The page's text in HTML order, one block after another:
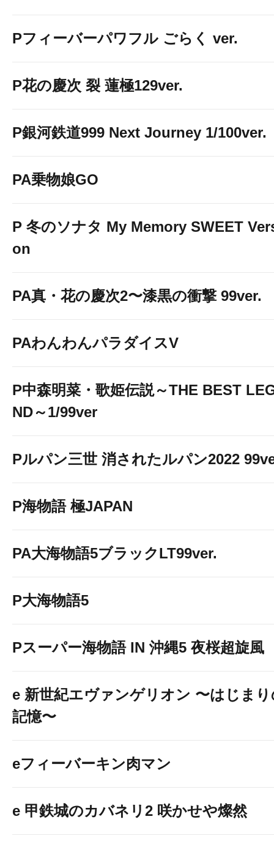
Pフィーバーパワフル ごらく ver.
P花の慶次 裂 蓮極129ver.
P銀河鉄道999 Next Journey 1/100ver.
PA乗物娘GO
P 冬のソナタ My Memory SWEET
on
PA真・花の慶次2〜漆黒の衝撃 99ver.
PAわんわんパラダイスV
P中森明菜・歌姫伝説～THE BEST
ND～1/99ver
Pルパン三世 消されたルパン2022
P海物語 極JAPAN
PA大海物語5ブラックLT99ver.
P大海物語5
Pスーパー海物語 IN 沖縄5 夜桜超旋風
e 新世紀エヴァンゲリオン 〜はじま
記憶〜
eフィーバーキン肉マン
e 甲鉄城のカバネリ2 咲かせや燦然